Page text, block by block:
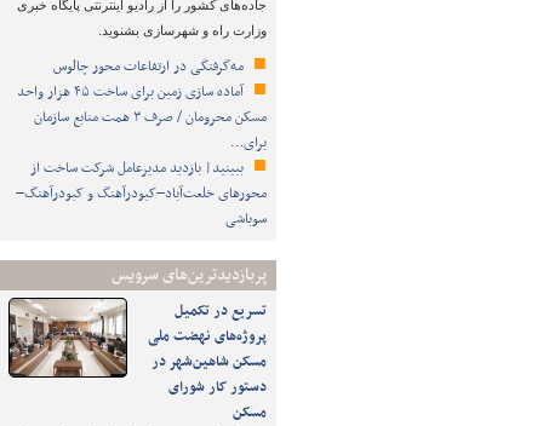
جاده‌های کشور را از رادیو اینترنتی پایگاه خبری
وزارت راه و شهرسازی بشنوید.
مه‌گرفتگی در ارتفاعات محور چالوس
آماده سازی زمین برای ساخت ۴۵ هزار واحد
مسکن محرومان / صرف ۳ همت منابع سازمان
برای…
ببینید| بازدید مدیرعامل شرکت ساخت از
محورهای خلعت‌آباد–کبودرآهنگ و کبودرآهنگ–
سوباشی
پربازدیدترین‌های سرویس
تسریع در تکمیل
پروژه‌های نهضت ملی
مسکن شاهین‌شهر در
دستور کار شورای
مسکن